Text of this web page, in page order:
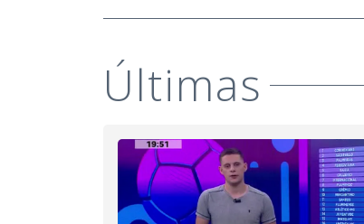
Últimas